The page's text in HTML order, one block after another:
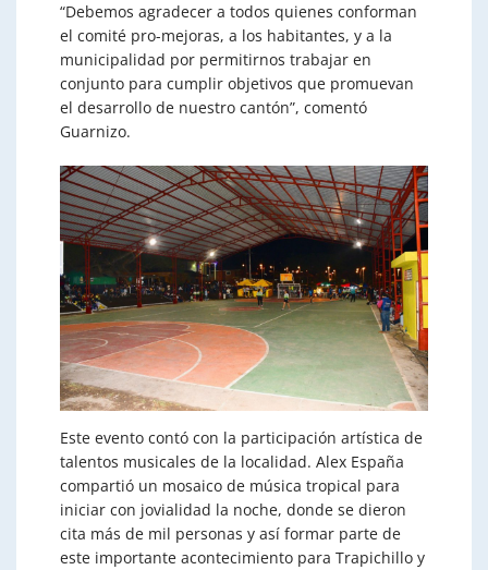
“Debemos agradecer a todos quienes conforman
el comité pro-mejoras, a los habitantes, y a la
municipalidad por permitirnos trabajar en
conjunto para cumplir objetivos que promuevan
el desarrollo de nuestro cantón”, comentó
Guarnizo.
Este evento contó con la participación artística de
talentos musicales de la localidad. Alex España
compartió un mosaico de música tropical para
iniciar con jovialidad la noche, donde se dieron
cita más de mil personas y así formar parte de
este importante acontecimiento para Trapichillo y